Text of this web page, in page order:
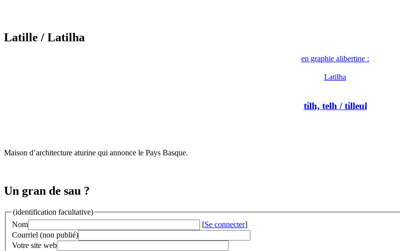
Latille / Latilha
en graphie alibertine :
Latilha
tilh, telh / tilleul
Maison d’architecture aturine qui annonce le Pays Basque.
Un gran de sau ?
(identification facultative)
Nom
[Se connecter]
Courriel (non publié)
Votre site web